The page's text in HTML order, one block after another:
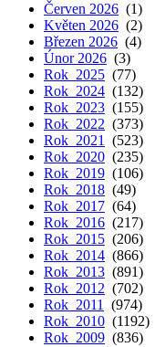
Červen 2026 (1)
Květen 2026 (2)
Březen 2026 (4)
Únor 2026 (3)
Rok 2025 (77)
Rok 2024 (132)
Rok 2023 (155)
Rok 2022 (373)
Rok 2021
(523)
Rok 2020 (235)
Rok 2019 (106)
Rok 2018 (49)
Rok 2017 (64)
Rok 2016 (217)
Rok 2015 (206)
Rok 2014 (866)
Rok 2013 (891)
Rok 2012 (702)
Rok 2011
(974)
Rok 2010 (1192)
Rok 2009 (836)